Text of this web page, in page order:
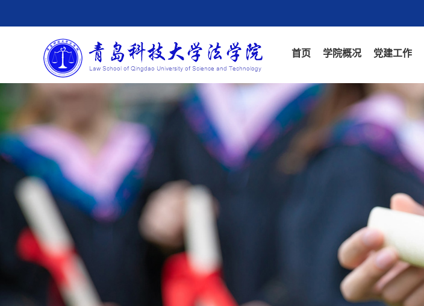
首页 学院概况 党建工作